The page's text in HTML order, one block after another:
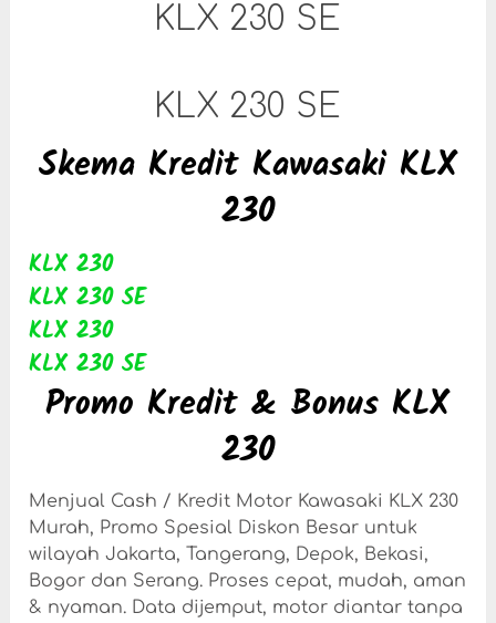
KLX 230 SE
KLX 230 SE
Skema Kredit Kawasaki KLX
230
KLX 230
KLX 230 SE
KLX 230
KLX 230 SE
Promo Kredit & Bonus KLX
230
Menjual Cash / Kredit Motor Kawasaki KLX 230
Murah, Promo Spesial Diskon Besar untuk
wilayah Jakarta, Tangerang, Depok, Bekasi,
Bogor dan Serang. Proses cepat, mudah, aman
& nyaman. Data dijemput, motor diantar tanpa